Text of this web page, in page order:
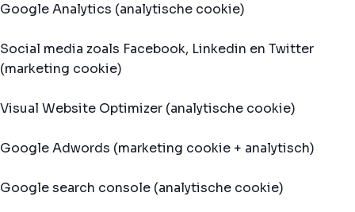
Google Analytics (analytische cookie)
Social media zoals Facebook, Linkedin en Twitter
(marketing cookie)
Visual Website Optimizer (analytische cookie)
Google Adwords (marketing cookie + analytisch)
Google search console (analytische cookie)